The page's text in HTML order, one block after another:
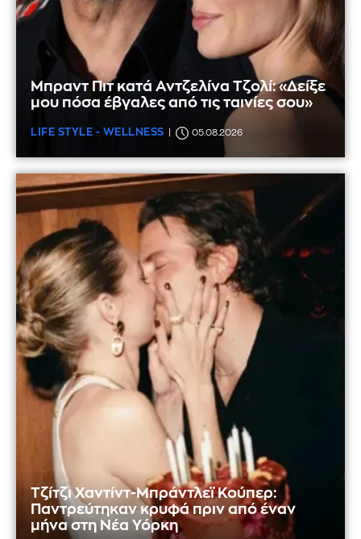
Μπραντ Πιτ κατά Αντζελίνα Τζολί: «Δείξε
μου πόσα έβγαλες από τις ταινίες σου»
LIFE STYLE - WELLNESS 05.08.2026
Τζίτζι Χαντίντ-Μπράντλεϊ Κούπερ:
Παντρεύτηκαν κρυφά πριν από έναν
μήνα στη Νέα Υόρκη